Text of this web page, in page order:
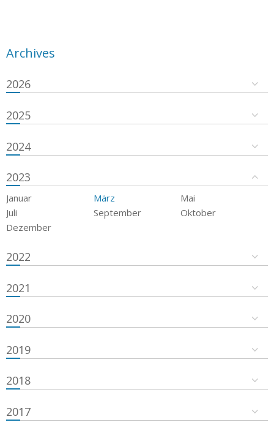
Archives
2026
2025
2024
2023
Januar März
Mai
Juli
September
Oktober
Dezember
2022
2021
2020
2019
2018
2017